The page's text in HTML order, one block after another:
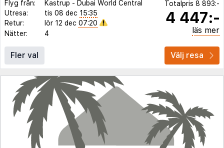
Flyg från: Kastrup - Dubai World Central
Utresa:
tis 08 dec 15:35
Retur:
lör 12 dec 07:20
Nätter:
4
Totalpris 8 893:-
4 447:-
läs mer
Fler val Välj resa